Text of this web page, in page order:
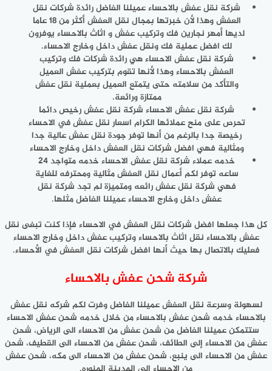
شركة نقل عفش بالاحساء عميلنا الفاضل رائدة شركات نقل
العفش وهذا لأن خبرتها بمجال نقل العفش أكثر من 18 عاما
لديها أمهر نجارين فك وتركيب عفش و اثاث بالاحساء يوفرون
لك افضل عملية فك ونقل عفش داخل وخارج الاحساء.
شركة نقل عفش الاحساء هي رائدة شركات فك وتركيب
العفش بالاحساء وهذا لأنها تقوم بتركيب عفش العميل
والتأكد من سلامته حتى يتمتع العميل بعملية نقل عفش
ممتازة ورائعة.
شركة نقل عفش الاحساء شركة نقل عفش رخيص دائما
تحرص على منح عملائها الكرام اسعار نقل عفش في الاحساء
رخيصة جدا بالرغم من أنها توفر جودة نقل عفش عالية جدا
ومثالية فهي افضل شركات نقل العفش داخل وخارج الاحساء
خدمه عملاء شركة نقل عفش الاحساء خدمه متواجد 24
ساعه توفر لكم أعمال نقل العفش مثالية ومحترفه للغاية
فهي شركة نقل عفش رائعه ومتميزة لم تجد شركة نقل
عفش داخل وخارج الاحساء عميلنا الفاضل مثلها.
كل هذا جعلها افضل شركات نقل العفش في الاحساء فإذا كنت تبغى نقل
عفش بالاحساء نقل اثاث بالاحساء وتركيب عفش داخل وخارج الاحساء
فعليك بالاتصال بها حيث أنها افضل شركات نقل العفش في الأحساء.
شركة شحن عفش بالاحساء
لسهولة وسرعة نقل العفش عميلنا الفاضل وفرت لكم شركه نقل عفش
بالاحساء خدمه شحن عفش بالاحساء من خلال خدمه شحن عفش الاحساء
ستتمكن عميلنا الفاضل من شحن عفش من الاحساء الى الرياض، شحن
عفش من الاحساء إلى الطائف، شحن عفش من الاحساء الى القطيف، شحن
عفش من الاحساء الى ينبع، شحن عفش من الاحساء الى مكه، شحن عفش